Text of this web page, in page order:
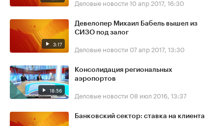
Деловые новости 10 апр 2017, 16:30
3:17
Девелопер Михаил Бабель вышел из
СИЗО под залог
Деловые новости 07 апр 2017, 13:30
18:56
Консолидация региональных
аэропортов
Деловые новости 08 июл 2016, 13:37
Банковский сектор: ставка на клиента